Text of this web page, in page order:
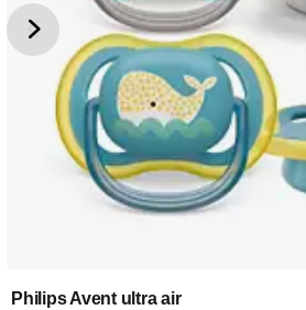
Philips Avent ultra air